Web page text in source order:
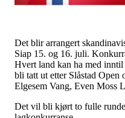
Det blir arrangert
Siap 15. og 16. juli.
Hvert land kan ha med
bli tatt ut etter Slåstad
Elgesem Vang, Even Moss
Det vil bli kjørt to fulle